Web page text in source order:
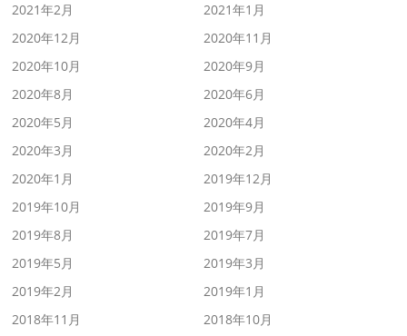
2021年2月
2021年1月
2020年12月
2020年11月
2020年10月
2020年9月
2020年8月
2020年6月
2020年5月
2020年4月
2020年3月
2020年2月
2020年1月
2019年12月
2019年10月
2019年9月
2019年8月
2019年7月
2019年5月
2019年3月
2019年2月
2019年1月
2018年11月
2018年10月